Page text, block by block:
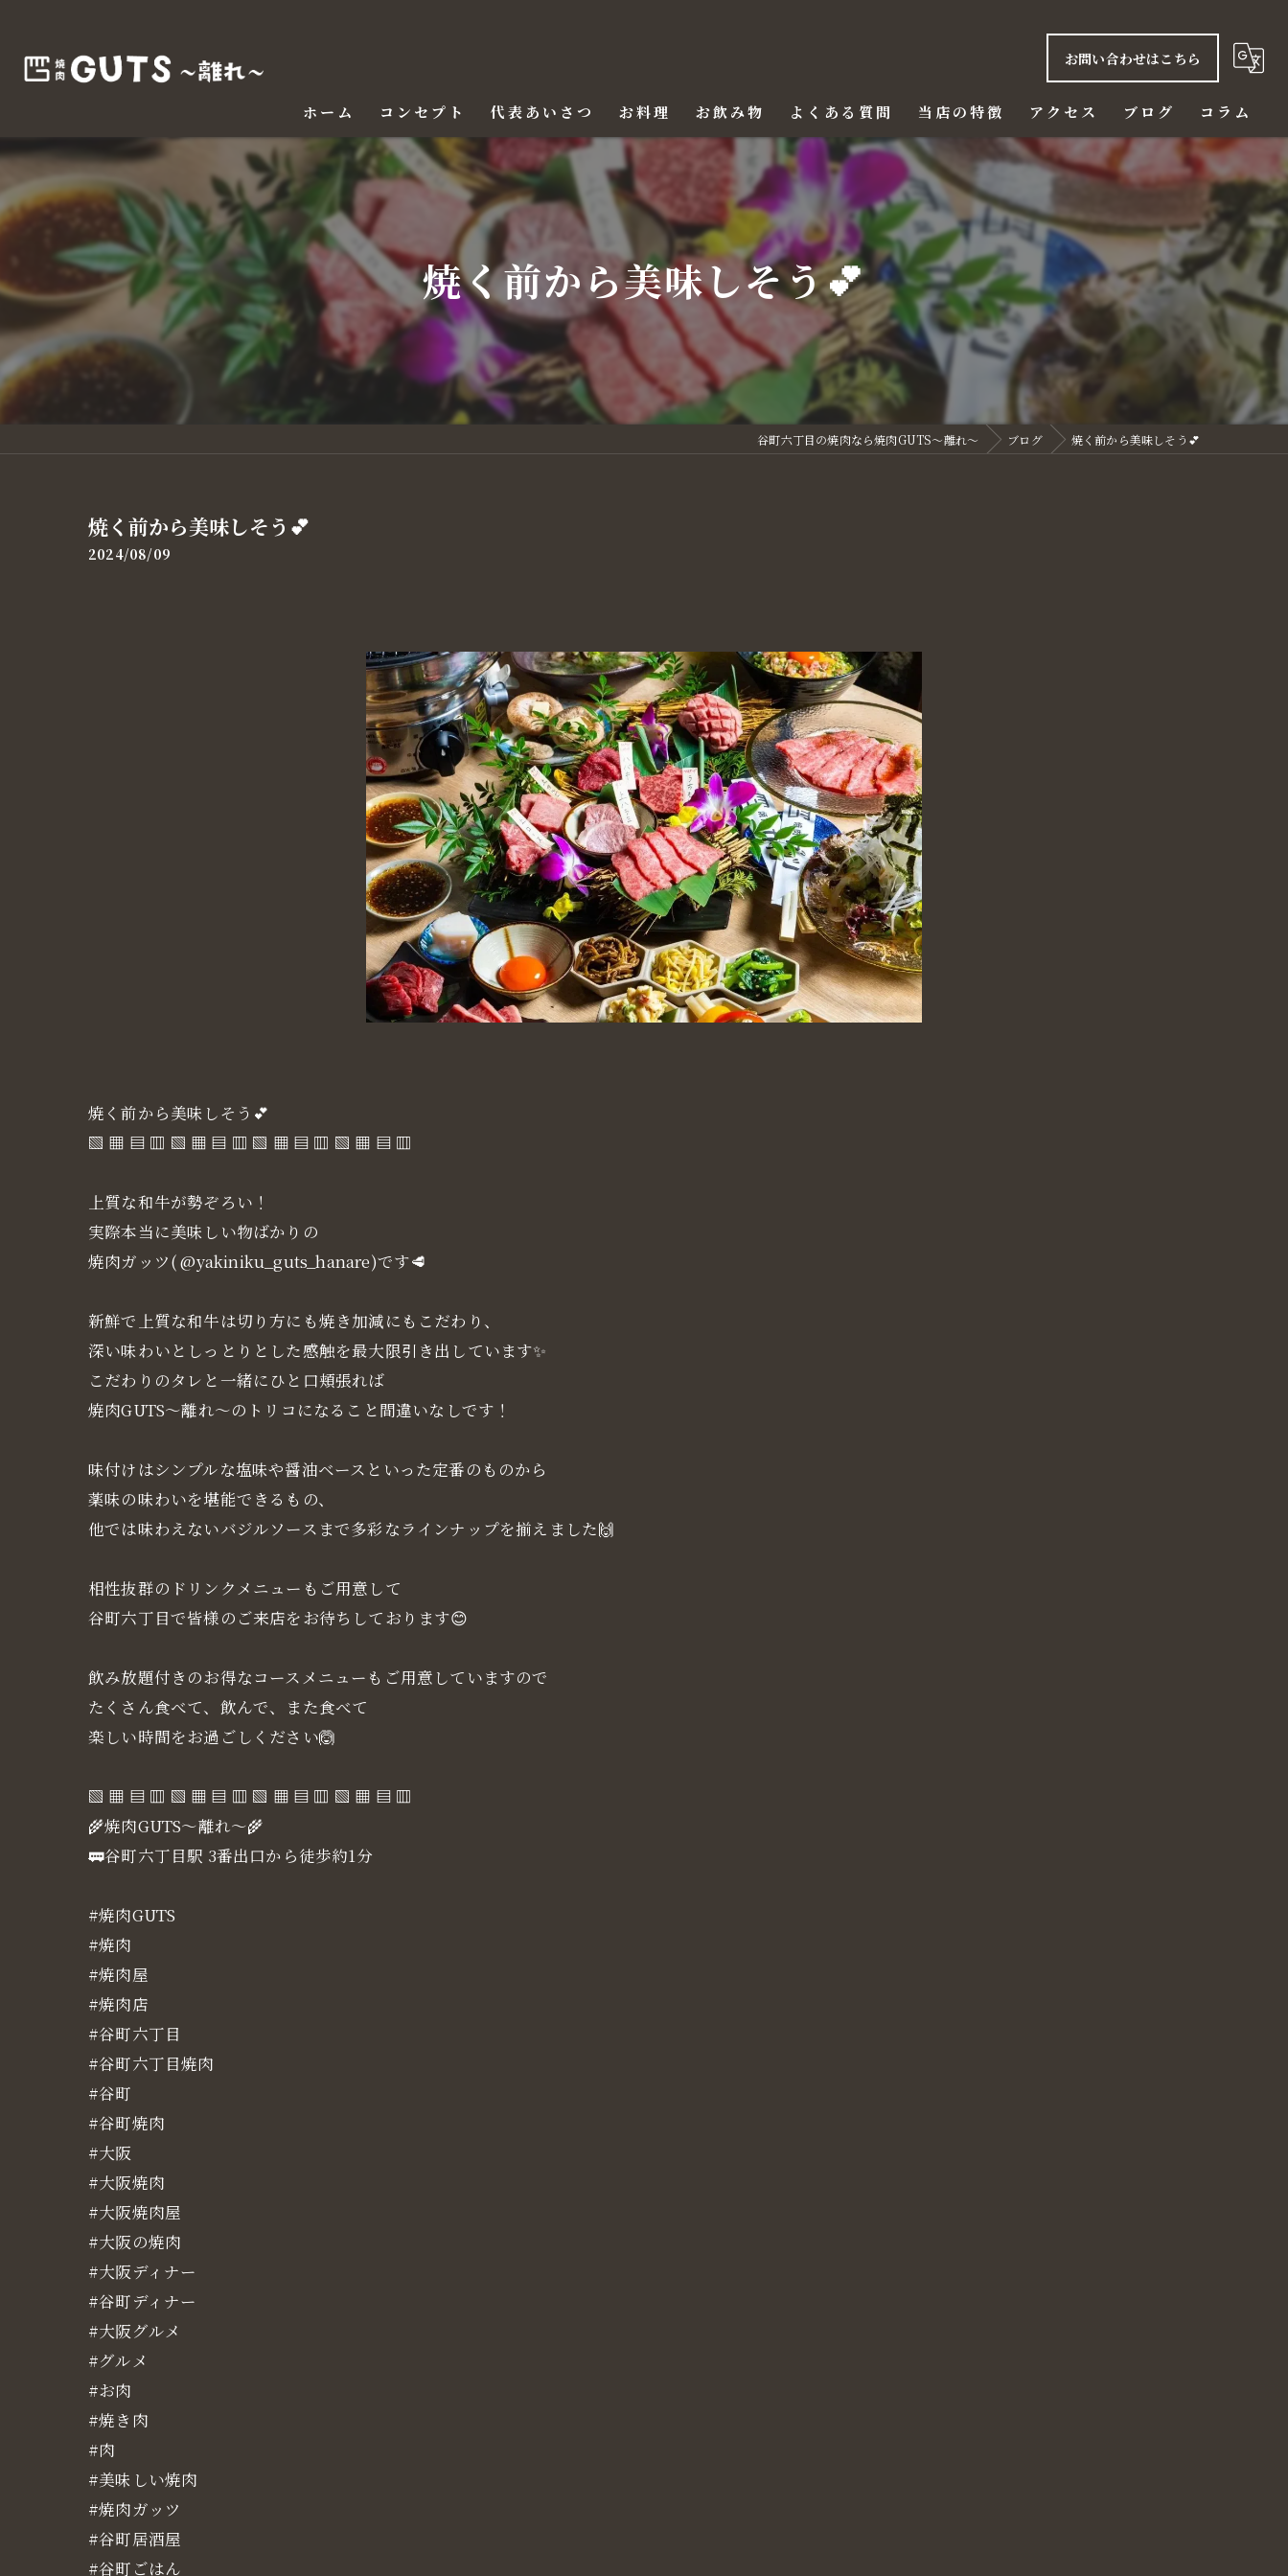
お問い合わせはこちら
ホーム コンセプト 代表あいさつ お料理 お飲み物 よくある質問 当店の特徴
ご飯
赤身
ハラミ
ビール
ディナー
アクセス ブログ コラム
焼く前から美味しそう💕
谷町六丁目の焼肉なら焼肉GUTS～離れ～ ブログ 焼く前から美味しそう💕
焼く前から美味しそう💕
2024/08/09
焼く前から美味しそう💕
▧ ▦ ▤ ▥ ▧ ▦ ▤ ▥ ▧ ▦ ▤ ▥ ▧ ▦ ▤ ▥
上質な和牛が勢ぞろい！
実際本当に美味しい物ばかりの
焼肉ガッツ( @yakiniku_guts_hanare)です🥩
新鮮で上質な和牛は切り方にも焼き加減にもこだわり、
深い味わいとしっとりとした感触を最大限引き出しています✨
こだわりのタレと一緒にひと口頬張れば
焼肉GUTS～離れ～のトリコになること間違いなしです！
味付けはシンプルな塩味や醤油ベースといった定番のものから
薬味の味わいを堪能できるもの、
他では味わえないバジルソースまで多彩なラインナップを揃えました🙌
相性抜群のドリンクメニューもご用意して
谷町六丁目で皆様のご来店をお待ちしております😊
飲み放題付きのお得なコースメニューもご用意していますので
たくさん食べて、飲んで、また食べて
楽しい時間をお過ごしください🙆
▧ ▦ ▤ ▥ ▧ ▦ ▤ ▥ ▧ ▦ ▤ ▥ ▧ ▦ ▤ ▥
🌾焼肉GUTS～離れ～🌾
🚃谷町六丁目駅 3番出口から徒歩約1分
#焼肉GUTS
#焼肉
#焼肉屋
#焼肉店
#谷町六丁目
#谷町六丁目焼肉
#谷町
#谷町焼肉
#大阪
#大阪焼肉
#大阪焼肉屋
#大阪の焼肉
#大阪ディナー
#谷町ディナー
#大阪グルメ
#グルメ
#お肉
#焼き肉
#肉
#美味しい焼肉
#焼肉ガッツ
#谷町居酒屋
#谷町ごはん